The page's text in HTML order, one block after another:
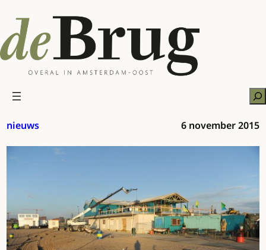
naar
de
inhoud
nieuws 6 november 2015